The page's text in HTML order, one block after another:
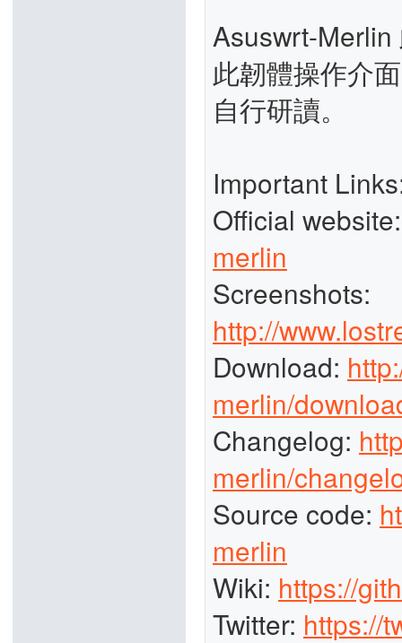
Asuswrt-
此韌體操作介
自行研讀。
Important
Official
merlin
Screenshots:
http://
Download:
merlin/
Changelog:
merlin/
Source code:
merlin
Wiki: https://
Twitter: https://